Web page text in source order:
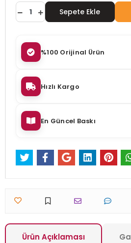
Sepete Ekle
%100 Orijinal Ürün
Hızlı Kargo
En Güncel Baskı
Ürün Açıklaması